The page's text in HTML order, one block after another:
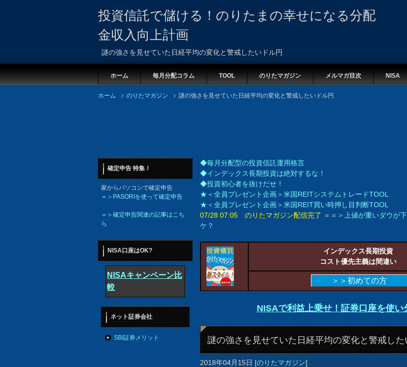
投資信託で儲ける！のりたまの幸せになる分配
金収入向上計画
謎の強さを見せていた日経平均の変化と警戒したいドル円
ホーム 毎月分配コラム TOOL のりたマガジン メルマガ目次 NISA
ホーム のりたマガジン 謎の強さを見せていた日経平均の変化と警戒したいドル円
◆毎月分配型の投資信託運用格言
◆インデックス長期投資は絶対するな！
◆投資初心者を抜けだせ！
★＜全員プレゼント企画＞米国REITシステムトレードTOOL
★＜全員プレゼント企画＞米国REIT買い時押し目判断TOOL
07/28 07:05 のりたマガジン配信完了＝＝＞上値が重いダウが
ケ？
インデックス長期投資
コスト優先主義は間違い
＞＞初めての方
NISAで利益上乗せ！証券口座を使い
謎の強さを見せていた日経平均の変化と警戒した
2018年04月15日[のりたマガジン]
確定申告 特集！
家からパソコンで確定申告
＝＞PASORIを使って確定申告
＝＞確定申告関連の記事はこち
ら
NISA口座はOK?
NISAキャンペーン比
較
ネット証券会社
SBI証券メリット